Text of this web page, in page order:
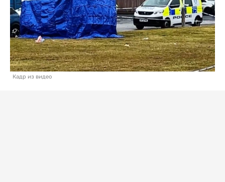
Кадр из видео